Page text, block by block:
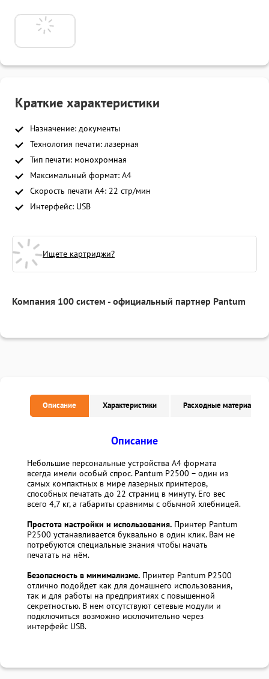
Краткие характеристики
Назначение: документы
Технология печати: лазерная
Тип печати: монохромная
Максимальный формат: A4
Скорость печати A4: 22 стр/мин
Интерфейс: USB
Ищете картриджи?
Компания 100 систем - официальный партнер Pantum
Описание Характеристики Расходные материалы
Описание
Небольшие персональные устройства А4 формата
всегда имели особый спрос. Pantum P2500 – один из
самых компактных в мире лазерных принтеров,
способных печатать до 22 страниц в минуту. Его вес
всего 4,7 кг, а габариты сравнимы с обычной хлебницей.
Простота настройки и использования. Принтер Pantum
P2500 устанавливается буквально в один клик. Вам не
потребуются специальные знания чтобы начать
печатать на нём.
Безопасность в минимализме. Принтер Pantum P2500
отлично подойдет как для домашнего использования,
так и для работы на предприятиях с повышенной
секретностью. В нем отсутствуют сетевые модули и
подключиться возможно исключительно через
интерфейс USB.